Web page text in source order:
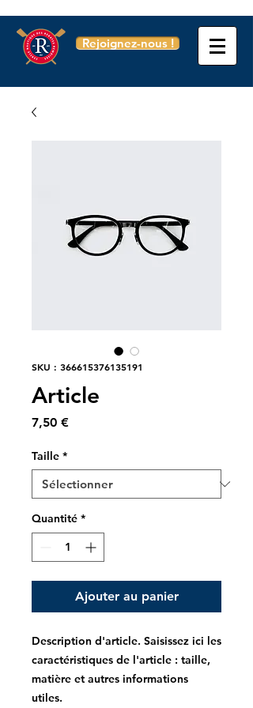
Rejoignez-nous !
SKU : 366615376135191
Article
7,50 €Prix
Taille *
Quantité *
Ajouter au panier
Description d'article. Saisissez ici les
caractéristiques de l'article : taille,
matière et autres informations
utiles.